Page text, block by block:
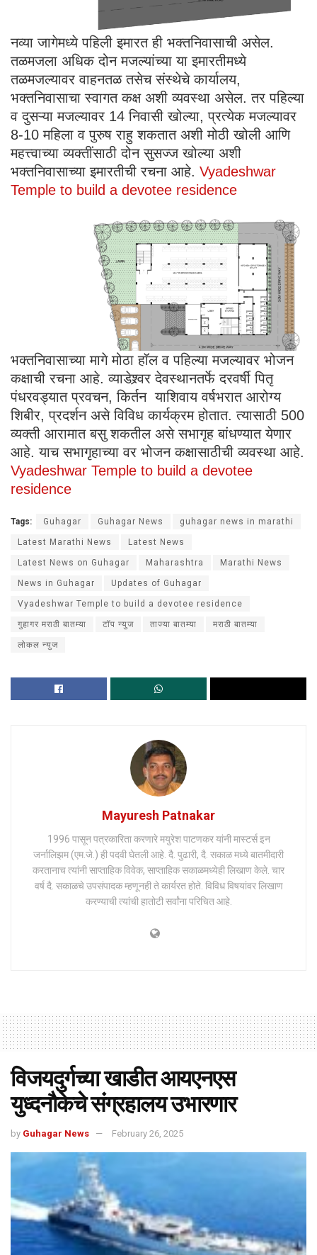
नव्या जागेमध्ये पहिली इमारत ही भक्तनिवासाची असेल.
तळमजला अधिक दोन मजल्यांच्या या इमारतीमध्ये
तळमजल्यावर वाहनतळ तसेच संस्थेचे कार्यालय,
भक्तनिवासाचा स्वागत कक्ष अशी व्यवस्था असेल. तर पहिल्या
व दुसऱ्या मजल्यावर 14 निवासी खोल्या, प्रत्येक मजल्यावर
8-10 महिला व पुरुष राहु शकतात अशी मोठी खोली आणि
महत्त्वाच्या व्यक्तींसाठी दोन सुसज्ज खोल्या अशी
भक्तनिवासाच्या इमारतीची रचना आहे. Vyadeshwar
Temple to build a devotee residence
भक्तनिवासाच्या मागे मोठा हॉल व पहिल्या मजल्यावर भोजन
कक्षाची रचना आहे. व्याडेश्र्वर देवस्थानतर्फे दरवर्षी पितृ
पंधरवड्यात प्रवचन, किर्तन याशिवाय वर्षभरात आरोग्य
शिबीर, प्रदर्शन असे विविध कार्यक्रम होतात. त्यासाठी 500
व्यक्ती आरामात बसु शकतील असे सभागृह बांधण्यात येणार
आहे. याच सभागृहाच्या वर भोजन कक्षासाठीची व्यवस्था आहे.
Vyadeshwar Temple to build a devotee
residence
Tags: Guhagar Guhagar News guhagar news in marathi
Latest Marathi News Latest News
Latest News on Guhagar Maharashtra Marathi News
News in Guhagar Updates of Guhagar
Vyadeshwar Temple to build a devotee residence
गुहागर मराठी बातम्या टॉप न्युज ताज्या बातम्या मराठी बातम्या
लोकल न्युज
Mayuresh Patnakar
1996 पासून पत्रकारिता करणारे मयुरेश पाटणकर यांनी मास्टर्स इन
जर्नालिझम (एम.जे.) ही पदवी घेतली आहे. दै. पुढारी, दै. सकाळ मध्ये बातमीदारी
करतानाच त्यांनी साप्ताहिक विवेक, साप्ताहिक सकाळमध्येही लिखाण केले. चार
वर्ष दै. सकाळचे उपसंपादक म्हणूनही ते कार्यरत होते. विविध विषयांवर लिखाण
करण्याची त्यांची हातोटी सर्वांना परिचित आहे.
विजयदुर्गच्या खाडीत आयएनएस
युध्दनौकेचे संग्रहालय उभारणार
by Guhagar News February 26, 2025